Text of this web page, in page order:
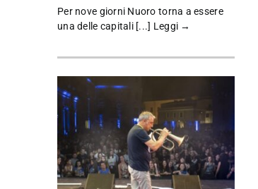
Per nove giorni Nuoro torna a essere
una delle capitali [...] Leggi →